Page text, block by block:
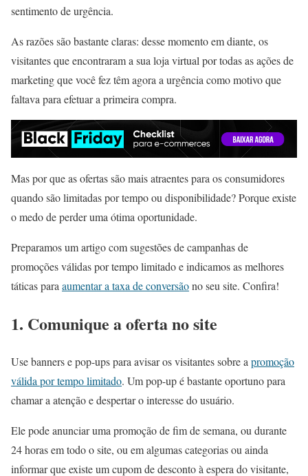
sentimento de urgência.
As razões são bastante claras: desse momento em diante, os
visitantes que encontraram a sua loja virtual por todas as ações de
marketing que você fez têm agora a urgência como motivo que
faltava para efetuar a primeira compra.
Mas por que as ofertas são mais atraentes para os consumidores
quando são limitadas por tempo ou disponibilidade? Porque existe
o medo de perder uma ótima oportunidade.
Preparamos um artigo com sugestões de campanhas de
promoções válidas por tempo limitado e indicamos as melhores
táticas paraaumentar a taxa de conversãono seu site. Confira!
1. Comunique a oferta no site
Use banners e pop-ups para avisar os visitantes sobre a promoção
válida por tempo limitado. Um pop-up é bastante oportuno para
chamar a atenção e despertar o interesse do usuário.
Ele pode anunciar uma promoção de fim de semana, ou durante
24 horas em todo o site, ou em algumas categorias ou ainda
informar que existe um cupom de desconto à espera do visitante,